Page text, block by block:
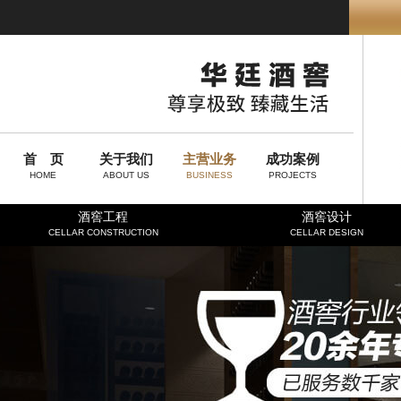
首 页
HOME
关于我们
ABOUT US
主营业务
BUSINESS
成功案例
PROJECTS
酒窖工程
CELLAR CONSTRUCTION
酒窖设计
CELLAR DESIGN